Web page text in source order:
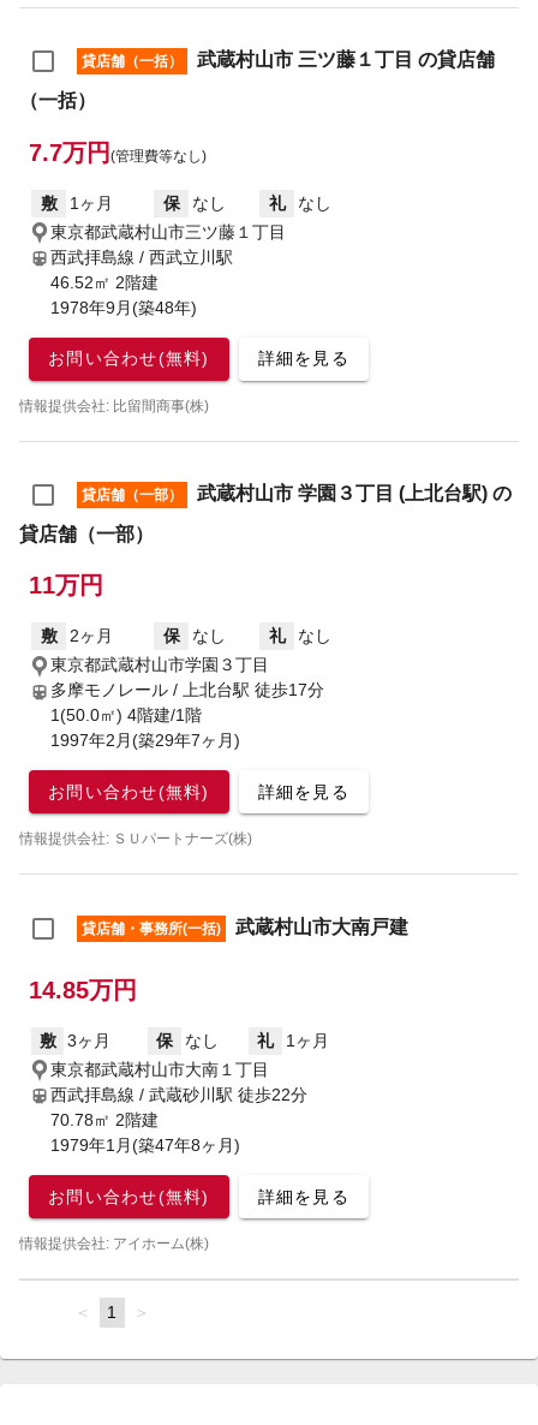
貸店舗（一括）
武蔵村山市 三ツ藤１丁目 の貸店舗
（一括）
7.7万円 (管理費等なし)
敷 1ヶ月 保 なし 礼
なし
東京都武蔵村山市三ツ藤１丁目
西武拝島線 / 西武立川駅
46.52㎡ 2階建
1978年9月(築48年)
お問い合わせ(無料) 詳細を見る
情報提供会社: 比留間商事(株)
貸店舗（一部）
武蔵村山市 学園３丁目 (上北台駅) の
貸店舗（一部）
11万円
敷 2ヶ月 保 なし 礼
なし
東京都武蔵村山市学園３丁目
多摩モノレール / 上北台駅 徒歩17分
1(50.0㎡) 4階建/1階
1997年2月(築29年7ヶ月)
お問い合わせ(無料) 詳細を見る
情報提供会社: ＳＵパートナーズ(株)
貸店舗・事務所(一括) 武蔵村山市大南戸建
14.85万円
敷 3ヶ月 保 なし 礼
1ヶ月
東京都武蔵村山市大南１丁目
西武拝島線 / 武蔵砂川駅 徒歩22分
70.78㎡ 2階建
1979年1月(築47年8ヶ月)
お問い合わせ(無料) 詳細を見る
情報提供会社: アイホーム(株)
page
You're
page
1 page